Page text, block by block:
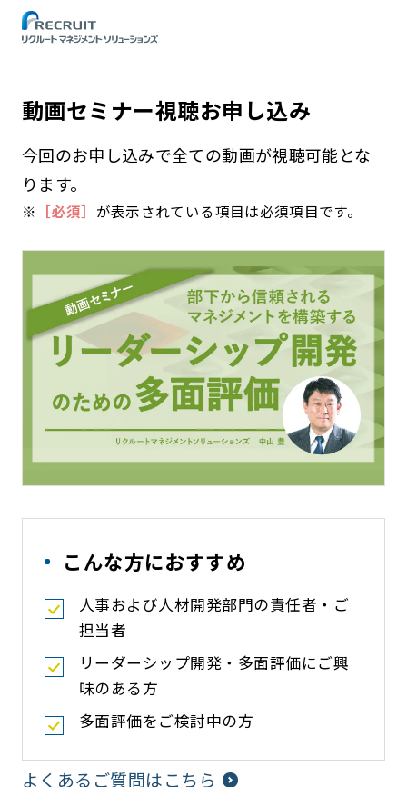
動画セミナー視聴お申し込み
今回のお申し込みで全ての動画が視聴可能とな
ります。
※ ［必須］ が表示されている項目は必須項目です。
こんな方におすすめ
人事および人材開発部門の責任者・ご
担当者
リーダーシップ開発・多面評価にご興
味のある方
多面評価をご検討中の方
よくあるご質問はこちら